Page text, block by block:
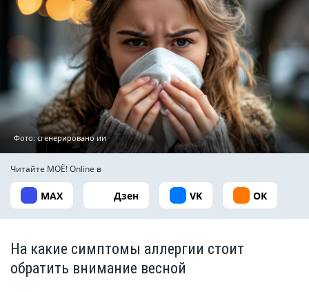
Фото: сгенерировано ии
Читайте МОЁ! Online в
MAX Дзен VK ОК
На какие симптомы аллергии стоит
обратить внимание весной